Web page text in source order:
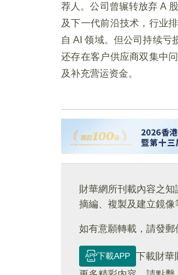
荐人。公司曾辗转放弃 A
及下一代前沿技术，行业
自 AI 领域。但公司持续亏
还存在客户供应商双集中
及补充营运资金。
財華網所刊載內容之
摘編、複製及建立鏡像
如有意願轉載，請發郵
下載APP
下載財華